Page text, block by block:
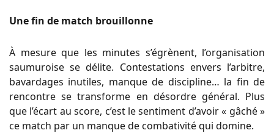
Une fin de match brouillonne
À mesure que les minutes s’égrènent, l’organisation
saumuroise se délite. Contestations envers l’arbitre,
bavardages inutiles, manque de discipline… la fin de
rencontre se transforme en désordre général. Plus
que l’écart au score, c’est le sentiment d’avoir « gâché »
ce match par un manque de combativité qui domine.